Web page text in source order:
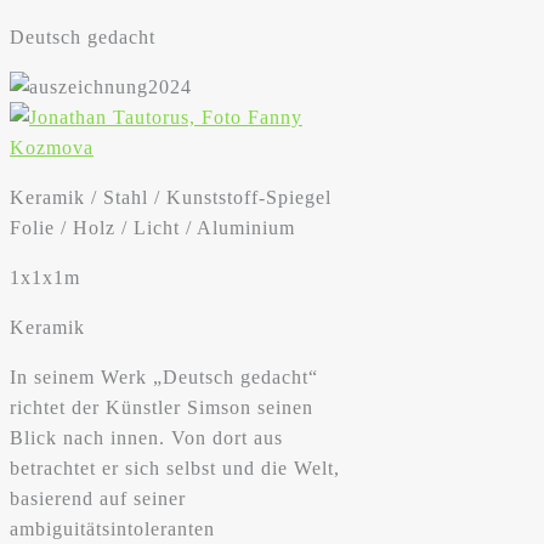
Deutsch gedacht
Keramik / Stahl / Kunststoff-Spiegel
Folie / Holz / Licht / Aluminium
1x1x1m
Keramik
In seinem Werk „Deutsch gedacht“
richtet der Künstler Simson seinen
Blick nach innen. Von dort aus
betrachtet er sich selbst und die Welt,
basierend auf seiner
ambiguitätsintoleranten